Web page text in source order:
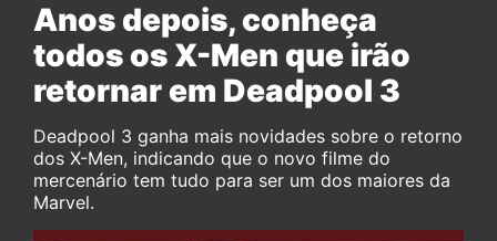
Anos depois, conheça
todos os X-Men que irão
retornar em Deadpool 3
Deadpool 3 ganha mais novidades sobre o retorno
dos X-Men, indicando que o novo filme do
mercenário tem tudo para ser um dos maiores da
Marvel.